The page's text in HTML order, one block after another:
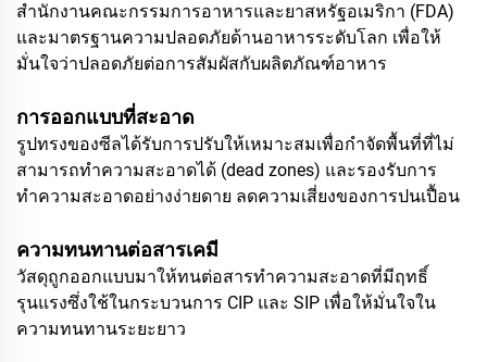
สำนักงานคณะกรรมการอาหารและยาสหรัฐอเมริกา (FDA)
และมาตรฐานความปลอดภัยด้านอาหารระดับโลก เพื่อให้
มั่นใจว่าปลอดภัยต่อการสัมผัสกับผลิตภัณฑ์อาหาร
การออกแบบที่สะอาด
รูปทรงของซีลได้รับการปรับให้เหมาะสมเพื่อกำจัดพื้นที่ที่ไม่
สามารถทำความสะอาดได้ (dead zones) และรองรับการ
ทำความสะอาดอย่างง่ายดาย ลดความเสี่ยงของการปนเปื้อน
ความทนทานต่อสารเคมี
วัสดุถูกออกแบบมาให้ทนต่อสารทำความสะอาดที่มีฤทธิ์
รุนแรงซึ่งใช้ในกระบวนการ CIP และ SIP เพื่อให้มั่นใจใน
ความทนทานระยะยาว